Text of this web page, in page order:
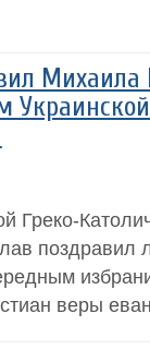
Греко-
поздравил
веры